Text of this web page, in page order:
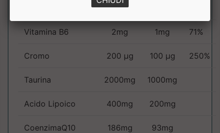
Riboflavina(vit.B2) 1.6mg
Vitamina B6 2mg 1mg 71%
Cromo 200 µg 100 µg 250%
Taurina 2000mg 1000mg
Acido Lipoico 400mg 200mg
CoenzimaQ10 186mg 93mg